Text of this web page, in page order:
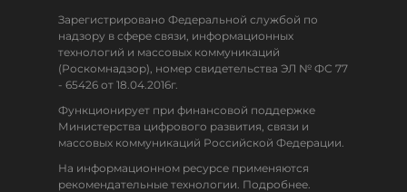
Зарегистрировано Федеральной службой по
надзору в сфере связи, информационных
технологий и массовых коммуникаций
(Роскомнадзор), номер свидетельства ЭЛ № ФС 77
- 65426 от 18.04.2016г.
Функционирует при финансовой поддержке
Министерства цифрового развития, связи и
массовых коммуникаций Российской Федерации.
На информационном ресурсе применяются
рекомендательные технологии. Подробнее.